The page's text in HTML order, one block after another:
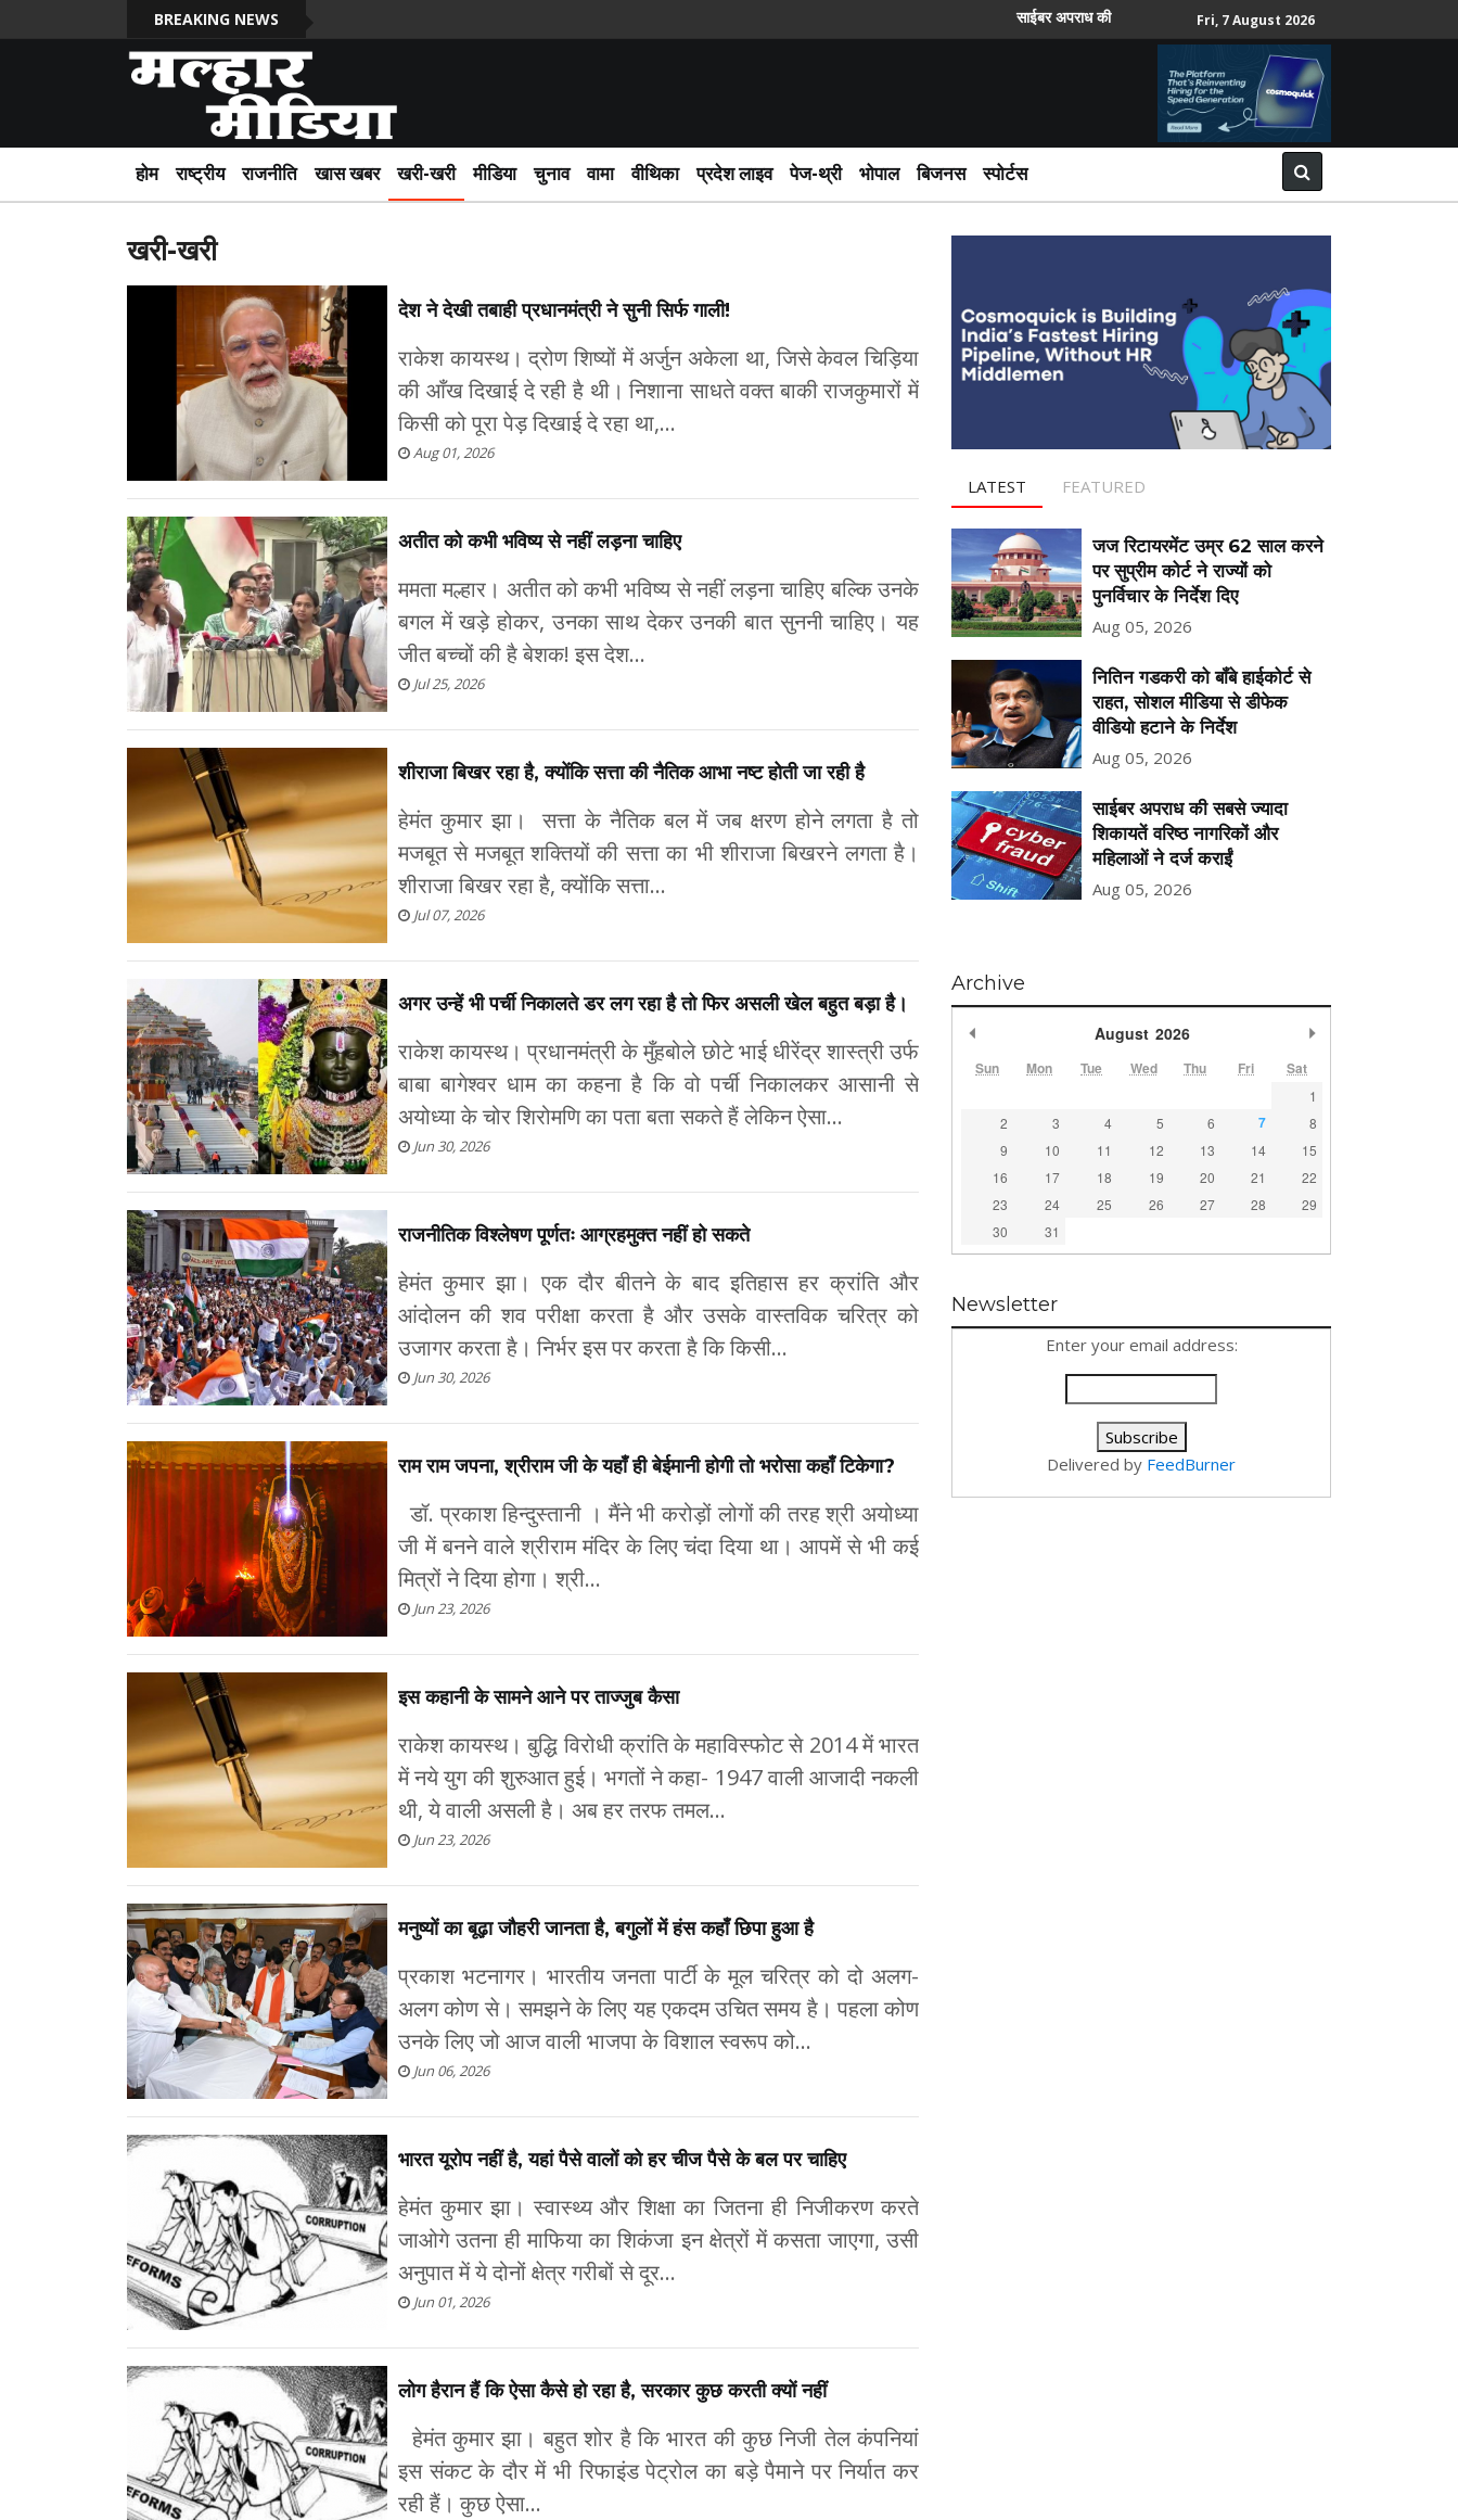
BREAKING NEWS साईबर अपराध की सबसे ज्यादा शिकायतें वरिष्ठ नागरिकों और महिलाओं ने दर्ज कराईं
Fri, 7 August 2026
होम राष्ट्रीय राजनीति खास खबर खरी-खरी मीडिया चुनाव वामा वीथिका प्रदेश लाइव पेज-थ्री भोपाल बिजनस स्पोर्टस
खरी-खरी
देश ने देखी तबाही प्रधानमंत्री ने सुनी सिर्फ गाली!
राकेश कायस्थ। द्रोण शिष्यों में अर्जुन अकेला था, जिसे केवल चिड़िया
की आँख दिखाई दे रही है थी। निशाना साधते वक्त बाकी राजकुमारों में
किसी को पूरा पेड़ दिखाई दे रहा था,...
Aug 01, 2026
अतीत को कभी भविष्य से नहीं लड़ना चाहिए
ममता मल्हार। अतीत को कभी भविष्य से नहीं लड़ना चाहिए बल्कि उनके
बगल में खड़े होकर, उनका साथ देकर उनकी बात सुननी चाहिए। यह
जीत बच्चों की है बेशक! इस देश...
Jul 25, 2026
शीराजा बिखर रहा है, क्योंकि सत्ता की नैतिक आभा नष्ट होती जा रही है
हेमंत कुमार झा। सत्ता के नैतिक बल में जब क्षरण होने लगता है तो
मजबूत से मजबूत शक्तियों की सत्ता का भी शीराजा बिखरने लगता है।
शीराजा बिखर रहा है, क्योंकि सत्ता...
Jul 07, 2026
अगर उन्हें भी पर्ची निकालते डर लग रहा है तो फिर असली खेल बहुत बड़ा है।
राकेश कायस्थ। प्रधानमंत्री के मुँहबोले छोटे भाई धीरेंद्र शास्त्री उर्फ
बाबा बागेश्वर धाम का कहना है कि वो पर्ची निकालकर आसानी से
अयोध्या के चोर शिरोमणि का पता बता सकते हैं लेकिन ऐसा...
Jun 30, 2026
राजनीतिक विश्लेषण पूर्णतः आग्रहमुक्त नहीं हो सकते
हेमंत कुमार झा। एक दौर बीतने के बाद इतिहास हर क्रांति और
आंदोलन की शव परीक्षा करता है और उसके वास्तविक चरित्र को
उजागर करता है। निर्भर इस पर करता है कि किसी...
Jun 30, 2026
राम राम जपना, श्रीराम जी के यहाँ ही बेईमानी होगी तो भरोसा कहाँ टिकेगा?
डॉ. प्रकाश हिन्दुस्तानी । मैंने भी करोड़ों लोगों की तरह श्री अयोध्या
जी में बनने वाले श्रीराम मंदिर के लिए चंदा दिया था। आपमें से भी कई
मित्रों ने दिया होगा। श्री...
Jun 23, 2026
इस कहानी के सामने आने पर ताज्जुब कैसा
राकेश कायस्थ। बुद्धि विरोधी क्रांति के महाविस्फोट से 2014 में भारत
में नये युग की शुरुआत हुई। भगतों ने कहा- 1947 वाली आजादी नकली
थी, ये वाली असली है। अब हर तरफ तमल...
Jun 23, 2026
मनुष्यों का बूढ़ा जौहरी जानता है, बगुलों में हंस कहाँ छिपा हुआ है
प्रकाश भटनागर। भारतीय जनता पार्टी के मूल चरित्र को दो अलग-
अलग कोण से। समझने के लिए यह एकदम उचित समय है। पहला कोण
उनके लिए जो आज वाली भाजपा के विशाल स्वरूप को...
Jun 06, 2026
भारत यूरोप नहीं है, यहां पैसे वालों को हर चीज पैसे के बल पर चाहिए
हेमंत कुमार झा। स्वास्थ्य और शिक्षा का जितना ही निजीकरण करते
जाओगे उतना ही माफिया का शिकंजा इन क्षेत्रों में कसता जाएगा, उसी
अनुपात में ये दोनों क्षेत्र गरीबों से दूर...
Jun 01, 2026
लोग हैरान हैं कि ऐसा कैसे हो रहा है, सरकार कुछ करती क्यों नहीं
हेमंत कुमार झा। बहुत शोर है कि भारत की कुछ निजी तेल कंपनियां
इस संकट के दौर में भी रिफाइंड पेट्रोल का बड़े पैमाने पर निर्यात कर
रही हैं। कुछ ऐसा...
LATEST FEATURED
जज रिटायरमेंट उम्र 62 साल करने
पर सुप्रीम कोर्ट ने राज्यों को
पुनर्विचार के निर्देश दिए
Aug 05, 2026
नितिन गडकरी को बॉंबे हाईकोर्ट से
राहत, सोशल मीडिया से डीफेक
वीडियो हटाने के निर्देश
Aug 05, 2026
साईबर अपराध की सबसे ज्यादा
शिकायतें वरिष्ठ नागरिकों और
महिलाओं ने दर्ज कराईं
Aug 05, 2026
Archive
August 2026
Sun Mon Tue Wed Thu Fri Sat
1
2
3 4 5 6 7
8
9
10 11 12 13 14
15
16
17 18 19 20 21
22
23
24 25 26 27 28
29
30
31
Newsletter
Enter your email address:
Delivered by FeedBurner